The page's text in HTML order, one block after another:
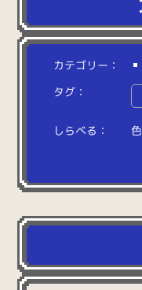
カテゴリー：
タグ：
しらべる： 色